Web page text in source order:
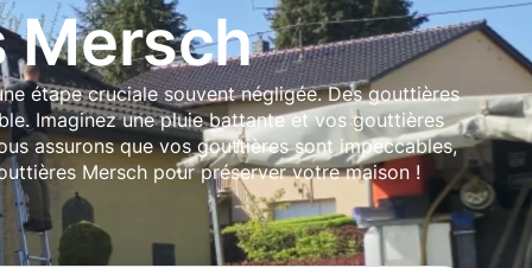
Mersch
étape cruciale souvent négligée. Des gouttières
Imaginez une pluie battante et vos gouttières
assurons que vos gouttières sont impeccables,
Mersch pour préserver votre maison !